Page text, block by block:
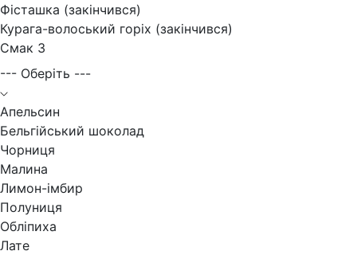
Фісташка (закінчився)
Курага-волоський горіх (закінчився)
Смак 3
--- Оберіть ---
Апельсин
Бельгійський шоколад
Чорниця
Малина
Лимон-імбир
Полуниця
Обліпиха
Лате